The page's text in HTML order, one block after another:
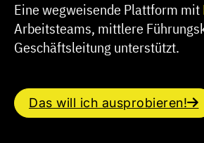
Eine wegweisende Plattform mit
Arbeitsteams, mittlere
Geschäftsleitung unterstützt.
Das will ich ausprobieren!